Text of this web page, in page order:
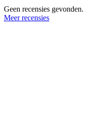
Geen recensies gevonden.
Meer recensies